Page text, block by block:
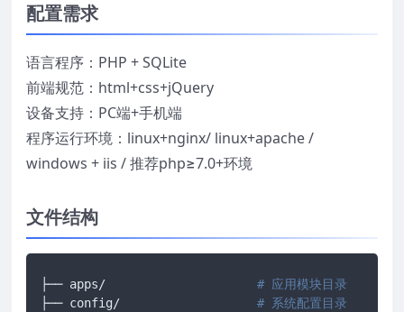
配置需求
语言程序：PHP + SQLite
前端规范：html+css+jQuery
设备支持：PC端+手机端
程序运行环境：linux+nginx/ linux+apache /
windows + iis / 推荐php≥7.0+环境
文件结构
├── apps/ # 应用模块目录
├── config/ # 系统配置目录